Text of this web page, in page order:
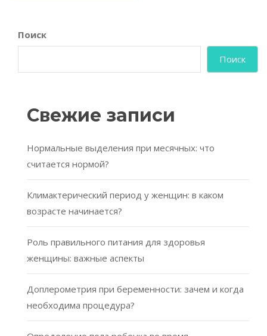
Поиск
Поиск
Свежие записи
Нормальные выделения при месячных: что
считается нормой?
Климактерический период у женщин: в каком
возрасте начинается?
Роль правильного питания для здоровья
женщины: важные аспекты
Доплерометрия при беременности: зачем и когда
необходима процедура?